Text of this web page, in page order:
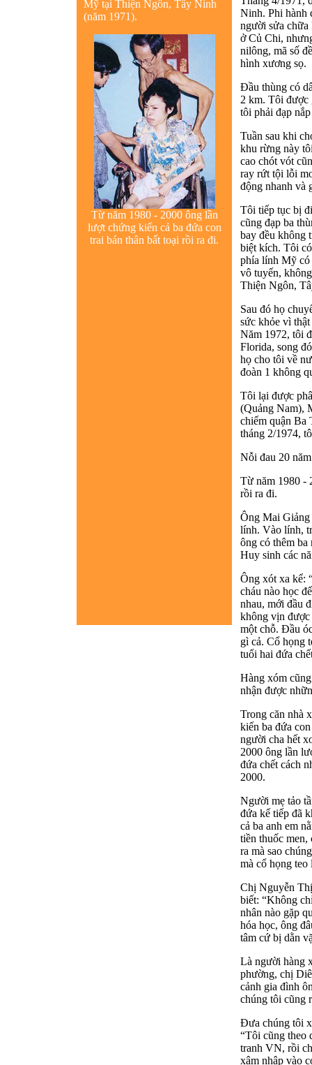
Mỹ tại Thiện Ngôn, Tây Ninh
(năm 1971).
Từ năm 1980 - 2000 ông lần
lượt chứng kiến cả ba đứa con
trai bán thân bất toại rồi ra đi.
Ninh. Phi hành
người sửa chữa
ở Củ Chi,
nilông, mã số
hình xương sọ.
Đầu thùng có
2 km. Tôi được
tôi phải đạp
Tuần sau khi
khu rừng này
cao chót vót
ray rứt tội lỗi
động nhanh và
Tôi tiếp tục bị
cũng đạp ba
bay đều không
biệt kích. Tôi
phía lính Mỹ có
vô tuyến,
Thiện Ngôn,
Sau đó họ
sức khỏe vì
Năm 1972, tôi
Florida, song
họ cho tôi về
đoàn 1 không
Tôi lại được
(Quảng Nam),
chiếm quận Ba
tháng 2/1974,
Nỗi đau 20
Từ năm 1980 -
rồi ra đi.
Ông Mai
lính. Vào lính,
ông có thêm
Huy sinh các
Ông xót xa kể:
cháu nào học
nhau, mới đầu
không vịn được
một chỗ. Đầu
gì cả. Cổ họng
tuổi hai đứa
Hàng xóm
nhận được
Trong căn nhà
kiến ba đứa
người cha hết
2000 ông lần
đứa chết cách
2000.
Người mẹ tảo
đứa kế tiếp đã
cả ba anh em
tiền thuốc men,
ra mà sao
mà cổ họng teo
Chị Nguyễn
biết: “Không
nhân nào gặp
hóa học, ông
tâm cứ bị dằn
Là người hàng
phường, chị
cảnh gia đình
chúng tôi cũng
Đưa chúng tôi
“Tôi cũng theo
tranh VN, rồi
xâm nhập vào